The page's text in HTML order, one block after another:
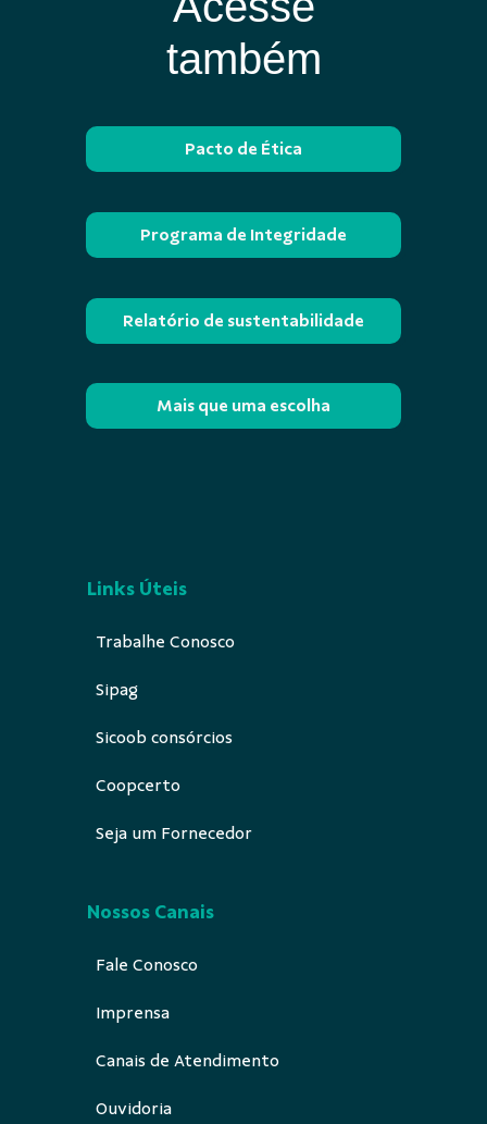
também
Pacto de Ética
Programa de Integridade
Relatório de sustentabilidade
Mais que uma escolha
Links Úteis
Trabalhe Conosco
Sipag
Sicoob consórcios
Coopcerto
Seja um Fornecedor
Nossos Canais
Fale Conosco
Imprensa
Canais de Atendimento
Ouvidoria